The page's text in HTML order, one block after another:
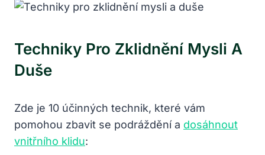
Techniky Pro Zklidnění Mysli A
Duše
Zde je 10 účinných technik, které vám
pomohou zbavit se podráždění a dosáhnout
vnitřního klidu: